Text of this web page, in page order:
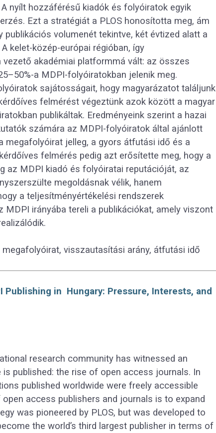
nyílt hozzáférésű kiadók és folyóiratok egyik
Ezt a stratégiát a PLOS honosította meg, ám
volumenét tekintve, két évtized alatt a
kelet-közép-európai régióban, így
akadémiai platformmá vált: az összes
a MDPI-folyóiratokban jelenik meg.
sajátosságait, hogy magyarázatot találjunk
felmérést végeztünk azok között a magyar
publikáltak. Eredményeink szerint a hazai
számára az MDPI-folyóiratok által ajánlott
megafolyóirat jelleg, a gyors átfutási idő és a
felmérés pedig azt erősítette meg, hogy a
az MDPI kiadó és folyóiratai reputációját, az
megoldásnak vélik, hanem
a teljesítményértékelési rendszerek
MDPI irányába tereli a publikációkat, amely viszont
megafolyóirat, visszautasítási arány, átfutási idő
Publishing in Hungary: Pressure, Interests, and
research community has witnessed an
published: the rise of open access journals. In
published worldwide were freely accessible
access publishers and journals is to expand
was pioneered by PLOS, but was developed to
the world’s third largest publisher in terms of